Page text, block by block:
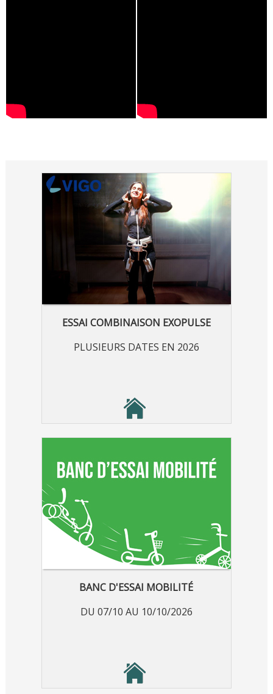
ESSAI COMBINAISON EXOPULSE
PLUSIEURS DATES EN 2026
BANC D'ESSAI MOBILITÉ
DU 07/10 AU 10/10/2026